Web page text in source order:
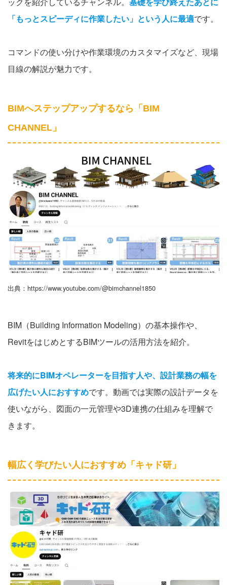
「もっとスピーディに作業したい」という人に最適です。
コマンドの使い分けや作業環境のカスタマイズなど、現場
目線の解説が魅力です。
BIMへステップアップするなら「BIM
CHANNEL」
出典：https://www.youtube.com/@bimchannel1850
BIM（Building Information Modeling）の基本操作や、
RevitをはじめとするBIMツールの活用方法を紹介。
将来的にBIMオペレーターを目指す人や、設計業務の幅を
広げたい人におすすめです。動画では実際の設計データを
使いながら、図面の一元管理や3D連携の仕組みを理解で
きます。
幅広く学びたい人におすすめ「キャド研」